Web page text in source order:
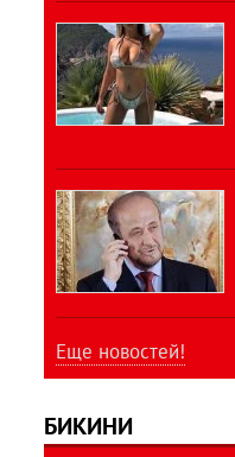
Еще новостей!
БИКИНИ